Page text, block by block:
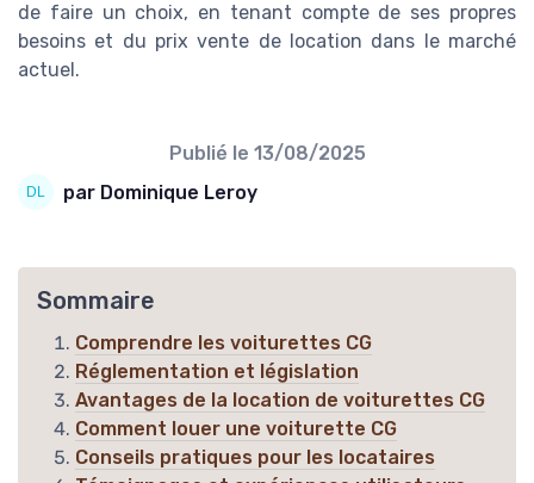
de faire un choix, en tenant compte de ses propres
besoins et du prix vente de location dans le marché
actuel.
Publié le 13/08/2025
par Dominique Leroy
Sommaire
Comprendre les voiturettes CG
Réglementation et législation
Avantages de la location de voiturettes CG
Comment louer une voiturette CG
Conseils pratiques pour les locataires